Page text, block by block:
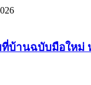
ที่บ้านฉบับมือใหม่